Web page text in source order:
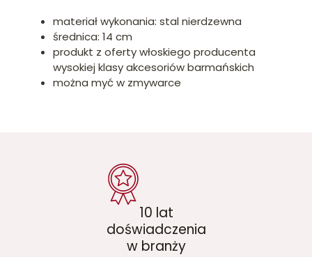
materiał wykonania: stal nierdzewna
średnica: 14 cm
produkt z oferty włoskiego producenta
wysokiej klasy akcesoriów barmańskich
można myć w zmywarce
10 lat
doświadczenia
w branży